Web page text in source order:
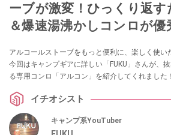
ーブが激変！ひっくり返
＆爆速湯沸かしコンロが優
アルコールストーブをもっと便利に、楽しく使い
今回はキャンプギアに詳しい「FUKU」さんが、
る専用コンロ「アルコン」を紹介してくれました！
イチオシスト
キャンプ系YouTuber